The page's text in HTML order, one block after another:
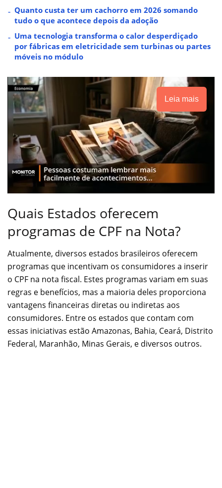
Quanto custa ter um cachorro em 2026 somando
tudo o que acontece depois da adoção
Uma tecnologia transforma o calor desperdiçado
por fábricas em eletricidade sem turbinas ou partes
móveis no módulo
Leia mais
Quais Estados oferecem
programas de CPF na Nota?
Atualmente, diversos estados brasileiros oferecem
programas que incentivam os consumidores a inserir
o CPF na nota fiscal. Estes programas variam em suas
regras e benefícios, mas a maioria deles proporciona
vantagens financeiras diretas ou indiretas aos
consumidores. Entre os estados que contam com
essas iniciativas estão Amazonas, Bahia, Ceará, Distrito
Federal, Maranhão, Minas Gerais, e diversos outros.